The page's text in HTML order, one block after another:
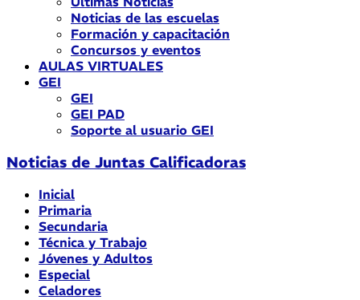
Noticias de las escuelas
Formación y capacitación
Concursos y eventos
AULAS VIRTUALES
GEI
GEI
GEI PAD
Soporte al usuario GEI
Noticias de Juntas Calificadoras
Inicial
Primaria
Secundaria
Técnica y Trabajo
Jóvenes y Adultos
Especial
Celadores